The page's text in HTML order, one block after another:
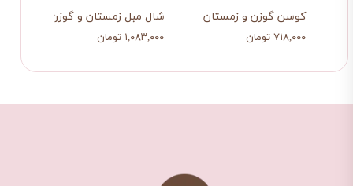
شال مبل زمستان و گوزن
۱,۰۸۳,۰۰۰ تومان
کوسن گوزن و زمستان
۷۱۸,۰۰۰ تومان